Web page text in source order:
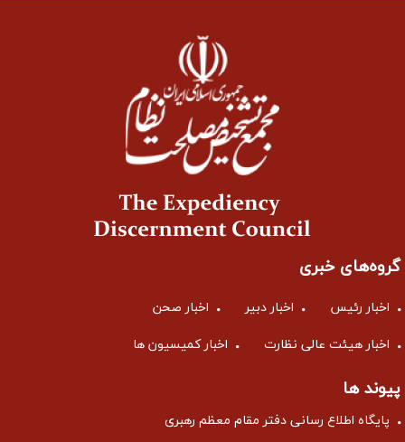
گروه‌های خبری
اخبار رئیس اخبار دبیر اخبار صحن
اخبار هیئت عالی نظارت اخبار کمیسیون ها
پیوند ها
پایگاه اطلاع رسانی دفتر مقام معظم رهبری